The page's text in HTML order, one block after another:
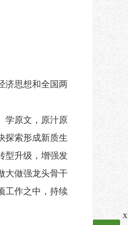
济思想和全国两
学原文，原汁原
探索形成新质生
型升级，增强发
大做强龙头骨干
工作之中，持续
x